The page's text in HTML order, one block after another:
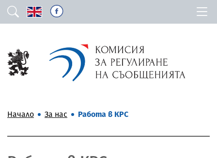
Начало За нас Работа в КРС